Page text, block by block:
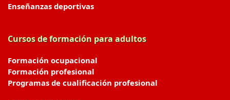
Enseñanzas deportivas
Cursos de formación para adultos
Formación ocupacional
Formación profesional
Programas de cualificación profesional